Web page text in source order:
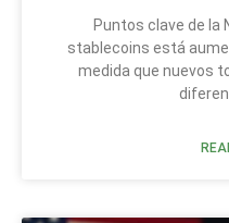
Puntos clave de la
stablecoins está
medida que nuevos